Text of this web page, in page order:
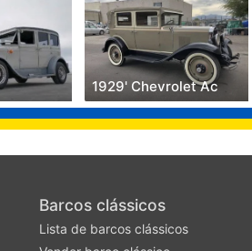
1929' Chevrolet Ac
Barcos clássicos
Lista de barcos clássicos